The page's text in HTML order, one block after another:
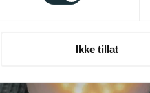
Ikke tillat